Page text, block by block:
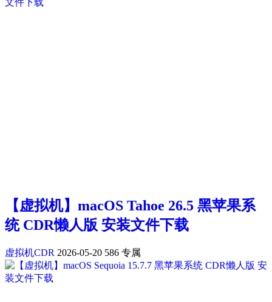
【虚拟机】macOS Tahoe 26.5 黑苹果系
统 CDR懒人版 安装文件下载
虚拟机CDR 2026-05-20 586 专属